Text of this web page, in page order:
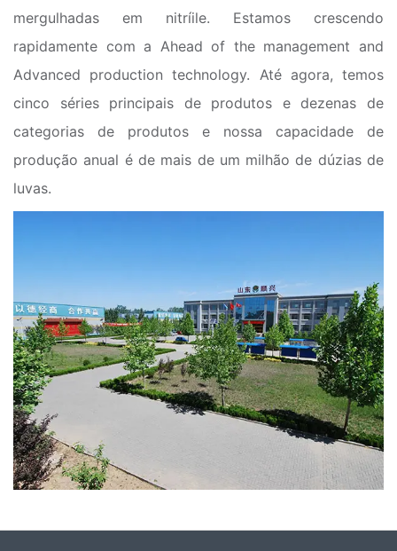
mergulhadas em nitríile. Estamos crescendo
rapidamente com a Ahead of the management and
Advanced production technology. Até agora, temos
cinco séries principais de produtos e dezenas de
categorias de produtos e nossa capacidade de
produção anual é de mais de um milhão de dúzias de
luvas.